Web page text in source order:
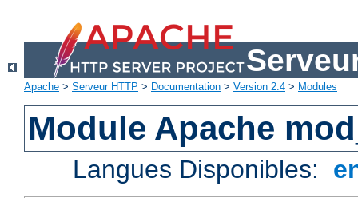
Apache > Serveur HTTP > Documentation > Version 2.4 > Modules
Module Apache
Langues Disponibles: